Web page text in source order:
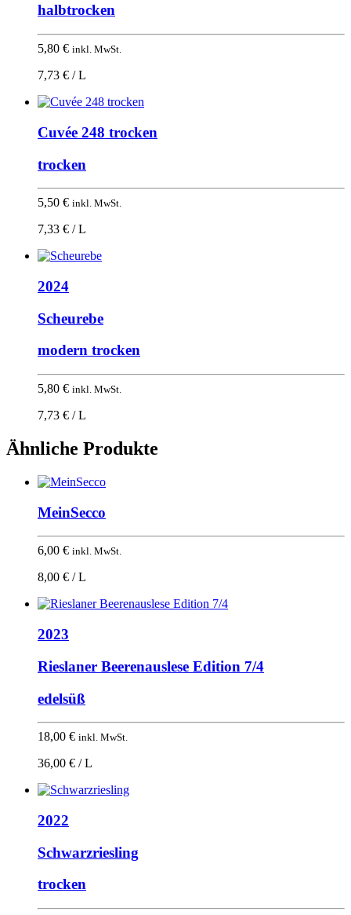
halbtrocken
5,80 € inkl. MwSt.
7,73 € / L
Cuvée 248 trocken
trocken
5,50 € inkl. MwSt.
7,33 € / L
2024
Scheurebe
modern trocken
5,80 € inkl. MwSt.
7,73 € / L
Ähnliche Produkte
MeinSecco
6,00 € inkl. MwSt.
8,00 € / L
2023
Rieslaner Beerenauslese Edition 7/4
edelsüß
18,00 € inkl. MwSt.
36,00 € / L
2022
Schwarzriesling
trocken